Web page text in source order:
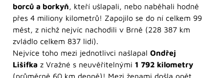
borců a borkyň, kteří ušlapali, nebo naběhali hodně
přes 4 miliony kilometrů! Zapojilo se do ní celkem 99
měst, z nichž nejvíc nachodili v Brně (228 387 km
zvládlo celkem 837 lidí).
Nejvíce toho mezi jednotlivci našlapal Ondřej
Lišifka z Vražné s neuvěřitelnými 1 792 kilometry
(průměrně 60 km denně)! Mezi ženami došla opět